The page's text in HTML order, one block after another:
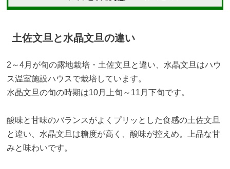
土佐文旦と水晶文旦の違い
2～4月が旬の露地栽培・土佐文旦と違い、水晶文旦はハウ
ス温室施設ハウスで栽培しています。
水晶文旦の旬の時期は10月上旬～11月下旬です。
酸味と甘味のバランスがよくプリッとした食感の土佐文旦
と違い、水晶文旦は糖度が高く、酸味が控えめ。上品な甘
みと味わいです。